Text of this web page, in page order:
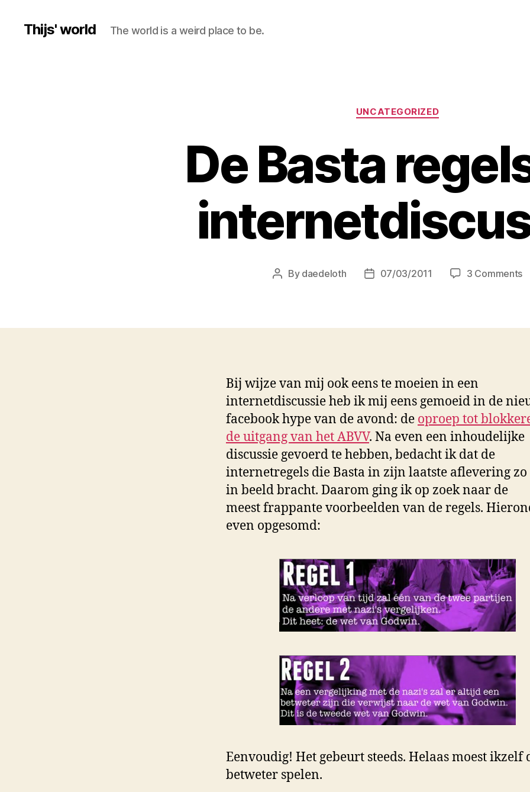
Thijs' world The world is a weird place to be.
Categories
UNCATEGORIZED
De Basta
Post
By daedeloth
Post07/03/2011 3 Comments
Bij wijze van mij ook eens te moeien in een
internetdiscussie heb ik mij eens gemoeid in de
facebook hype van de avond: de oproep tot
de uitgang van het ABVV. Na even een inhoudelijke
discussie gevoerd te hebben, bedacht ik dat de
internetregels die Basta in zijn laatste aflevering
in beeld bracht. Daarom ging ik op zoek naar de
meest frappante voorbeelden van de regels.
even opgesomd:
Eenvoudig! Het gebeurt steeds. Helaas moest ikzelf
betweter spelen.